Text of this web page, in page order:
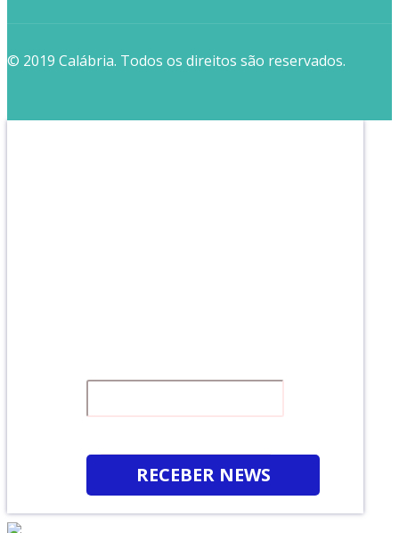
© 2019 Calábria. Todos os direitos são reservados.
RECEBER NEWS